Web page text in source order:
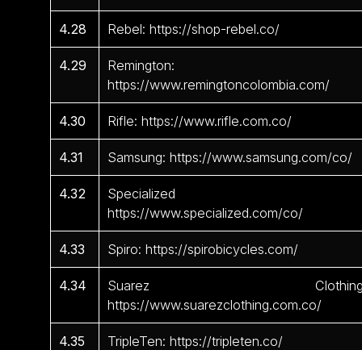
4.28 Rebel: https://shop-rebel.co/
4.29
Remington:
https://www.remingtoncolombia.com/
4.30 Rifle: https://www.rifle.com.co/
4.31 Samsung: https://www.samsung.com/co/
4.32
Specialized
https://www.specialized.com/co/
4.33 Spiro: https://spirobicycles.com/
4.34
Suarez
https://www.suarezclothing.com.co/
4.35 TripleTen: https://tripleten.co/